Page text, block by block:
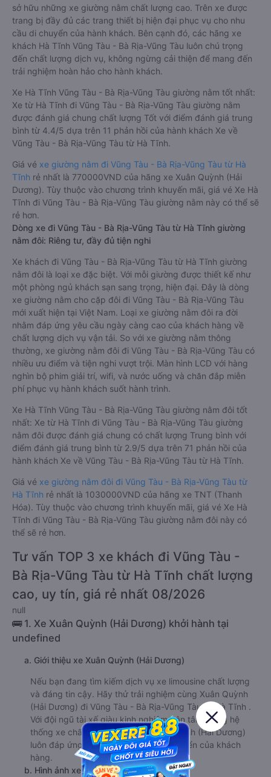
sở hữu những xe giường nằm chất lượng cao. Trên xe được
trang bị đầy đủ các trang thiết bị hiện đại phục vụ cho nhu
cầu di chuyển của hành khách. Bên cạnh đó, các hãng xe
khách Hà Tĩnh Vũng Tàu - Bà Rịa-Vũng Tàu luôn chú trọng
đến chất lượng dịch vụ, không ngừng cải thiện để mang đến
trải nghiệm hoàn hảo cho hành khách.
Xe Hà Tĩnh Vũng Tàu - Bà Rịa-Vũng Tàu giường nằm tốt nhất:
Xe từ Hà Tĩnh đi Vũng Tàu - Bà Rịa-Vũng Tàu giường nằm
được đánh giá chung chất lượng Tốt với điểm đánh giá trung
bình từ 4.4/5 dựa trên 11 phản hồi của hành khách Xe về
Vũng Tàu - Bà Rịa-Vũng Tàu từ Hà Tĩnh.
Giá vé xe giường nằm đi Vũng Tàu - Bà Rịa-Vũng Tàu từ Hà
Tĩnh rẻ nhất là 770000VND của hãng xe Xuân Quỳnh (Hải
Dương). Tùy thuộc vào chương trình khuyến mãi, giá vé Xe Hà
Tĩnh đi Vũng Tàu - Bà Rịa-Vũng Tàu giường nằm này có thể sẽ
rẻ hơn.
Dòng xe đi Vũng Tàu - Bà Rịa-Vũng Tàu từ Hà Tĩnh giường
nằm đôi: Riêng tư, đầy đủ tiện nghi
Xe khách đi Vũng Tàu - Bà Rịa-Vũng Tàu từ Hà Tĩnh giường
nằm đôi là loại xe đặc biệt. Với mỗi giường được thiết kế như
một phòng ngủ khách sạn sang trọng, hiện đại. Đây là dòng
xe giường nằm cho cặp đôi đi Vũng Tàu - Bà Rịa-Vũng Tàu
mới xuất hiện tại Việt Nam. Loại xe giường nằm đôi ra đời
nhằm đáp ứng yêu cầu ngày càng cao của khách hàng về
chất lượng dịch vụ vận tải. So với xe giường nằm thông
thường, xe giường nằm đôi đi Vũng Tàu - Bà Rịa-Vũng Tàu có
nhiều ưu điểm và tiện nghi vượt trội. Màn hình LCD với hàng
nghìn bộ phim giải trí, wifi, và nước uống và chăn đắp miễn
phí phục vụ hành khách suốt hành trình.
Xe Hà Tĩnh Vũng Tàu - Bà Rịa-Vũng Tàu giường nằm đôi tốt
nhất: Xe từ Hà Tĩnh đi Vũng Tàu - Bà Rịa-Vũng Tàu giường
nằm đôi được đánh giá chung có chất lượng Trung bình với
điểm đánh giá trung bình từ 2.9/5 dựa trên 71 phản hồi của
hành khách Xe về Vũng Tàu - Bà Rịa-Vũng Tàu từ Hà Tĩnh.
Giá vé xe giường nằm đôi đi Vũng Tàu - Bà Rịa-Vũng Tàu từ
Hà Tĩnh rẻ nhất là 1030000VND của hãng xe TNT (Thanh
Hóa). Tùy thuộc vào chương trình khuyến mãi, giá vé Xe Hà
Tĩnh đi Vũng Tàu - Bà Rịa-Vũng Tàu giường nằm đôi này có
thể sẽ rẻ hơn.
Tư vấn TOP 3 xe khách đi Vũng Tàu -
Bà Rịa-Vũng Tàu từ Hà Tĩnh chất lượng
cao, uy tín, giá rẻ nhất 08/2026
null
🚌 1. Xe Xuân Quỳnh (Hải Dương) khởi hành tại
undefined
a. Giới thiệu xe Xuân Quỳnh (Hải Dương)
Nếu bạn đang tìm kiếm dịch vụ xe limousine chất lượng
và đáng tin cậy. Hãy thử trải nghiệm cùng Xuân Quỳnh
(Hải Dương) đi Vũng Tàu - Bà Rịa-Vũng Tàu từ Hà Tĩnh .
Với đội ngũ tài xế giàu kinh nghiệm, tận tâm, cùng hệ
thống xe chất lượng nhất, xe Xuân Quỳnh (Hải Dương)
luôn đáp ứng được mọi nhu cầu di chuyển của khách
hàng.
b. Hình ảnh xe Xuân Quỳnh (Hải Dương)